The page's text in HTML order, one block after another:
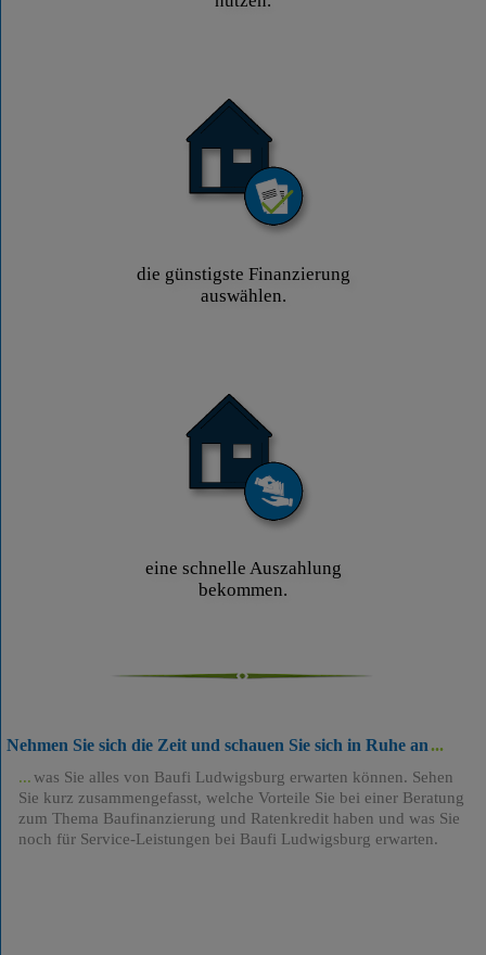
die günstigste Finanzierung
auswählen.
eine schnelle Auszahlung
bekommen.
Nehmen Sie sich die Zeit und schauen Sie sich in Ruhe an
was Sie alles von Baufi Ludwigsburg erwarten können. Sehen
Sie kurz zusammengefasst, welche Vorteile Sie bei einer Beratung
zum Thema Baufinanzierung und Ratenkredit haben und was Sie
noch für Service-Leistungen bei Baufi Ludwigsburg erwarten.